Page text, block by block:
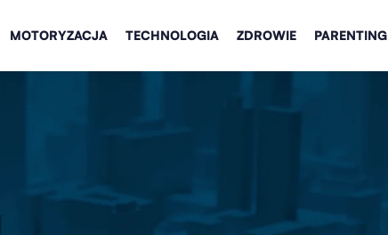
MOTORYZACJA TECHNOLOGIA ZDROWIE PARENTING